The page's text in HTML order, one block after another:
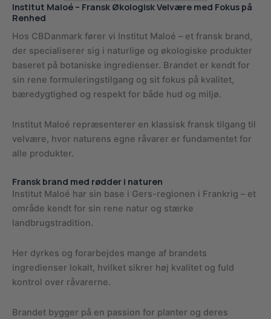
Institut Maloé – Fransk Økologisk Velvære med Fokus på
Renhed
Hos CBDanmark fører vi Institut Maloé – et fransk brand,
der specialiserer sig i naturlige og økologiske produkter
baseret på botaniske ingredienser. Brandet er kendt for
sin rene formuleringstilgang og sit fokus på kvalitet,
bæredygtighed og respekt for både hud og miljø.
Institut Maloé repræsenterer en klassisk fransk tilgang til
velvære, hvor naturens egne råvarer er fundamentet for
alle produkter.
Fransk brand med rødder i naturen
Institut Maloé har sin base i Gers-regionen i Frankrig – et
område kendt for sin rene natur og stærke
landbrugstradition.
Her dyrkes og forarbejdes mange af brandets
ingredienser lokalt, hvilket sikrer høj kvalitet og fuld
kontrol over råvarerne.
Brandet bygger på en passion for planter og deres